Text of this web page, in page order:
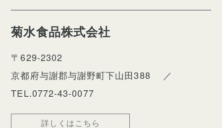
菊水食品株式会社
〒629-2302
京都府与謝郡与謝野町下山田388
／
TEL.0772-43-0077
詳しくはこちら